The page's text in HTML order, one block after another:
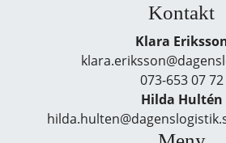
Kontakt
Klara
073-653 07 72
Hilda Hultén